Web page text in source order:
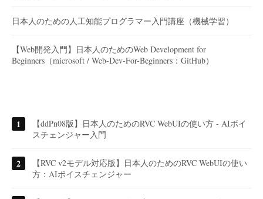
日本人のための人工知能プログラマー入門講座（機械学習）
【Web開発入門】日本人のためのWeb Development for
Beginners（microsoft / Web-Dev-For-Beginners：GitHub）
【ddPn08版】日本人のためのRVC WebUIの使い方 - AIボイ
スチェンジャー入門
【RVC v2モデル対応版】日本人のためのRVC WebUIの使い
方：AIボイスチェンジャー